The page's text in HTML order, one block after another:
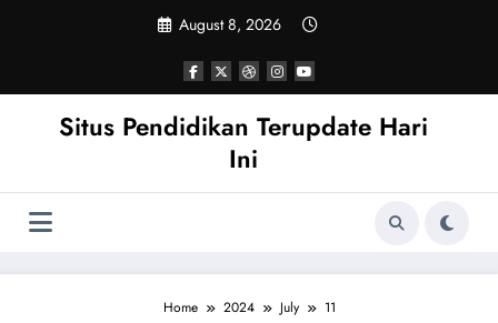
August 8, 2026
Situs Pendidikan Terupdate Hari
Ini
Home 2024 July 11